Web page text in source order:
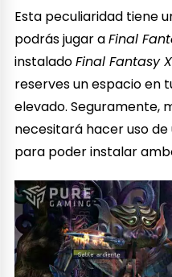
Esta peculiaridad tiene
podrás jugar aFinal
instaladoFinal Fantasy X
reserves un espacio en
elevado. Seguramente,
necesitará hacer uso
para poder instalar